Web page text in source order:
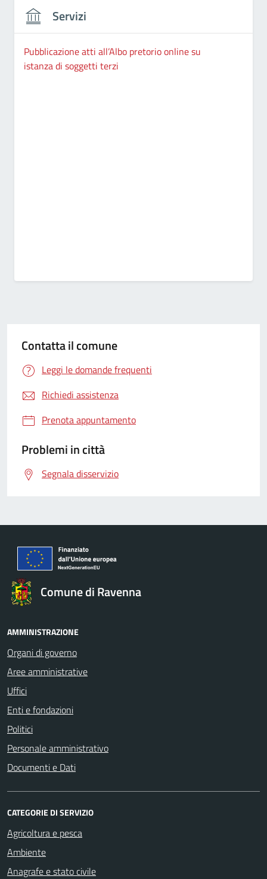
Servizi
Pubblicazione atti all’Albo pretorio online su
istanza di soggetti terzi
Contatta il comune
Leggi le domande frequenti
Richiedi assistenza
Prenota appuntamento
Problemi in città
Segnala disservizio
Comune di Ravenna
AMMINISTRAZIONE
Organi di governo
Aree amministrative
Uffici
Enti e fondazioni
Politici
Personale amministrativo
Documenti e Dati
CATEGORIE DI SERVIZIO
Agricoltura e pesca
Ambiente
Anagrafe e stato civile